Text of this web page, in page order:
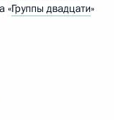
«Группы двадцати»